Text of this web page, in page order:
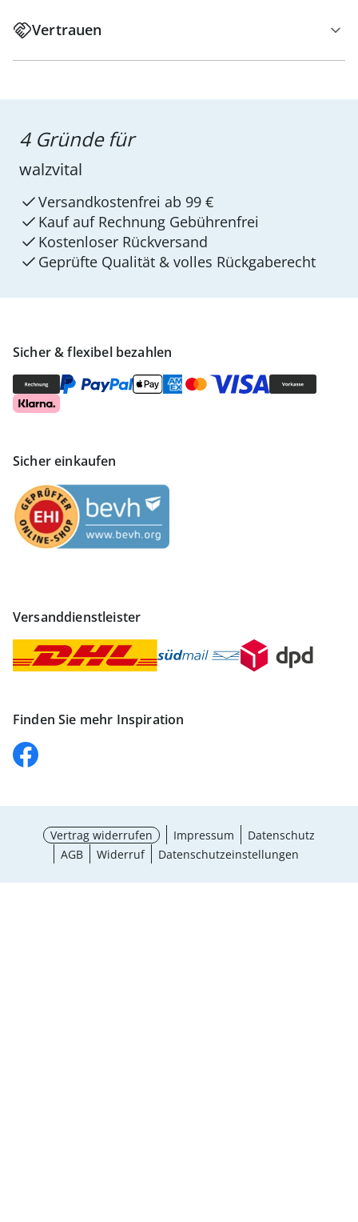
Vertrauen
Sicher & flexibel bezahlen
Sicher einkaufen
Versanddienstleister
Finden Sie mehr Inspiration
4 Gründe für
walzvital
Versandkostenfrei ab 99 €
Kauf auf Rechnung Gebührenfrei
Kostenloser Rückversand
Geprüfte Qualität & volles Rückgaberecht
Vertrag widerrufen Impressum
Datenschutz
AGB
Widerruf Datenschutzeinstellungen